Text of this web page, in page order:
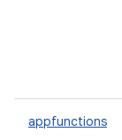
appfunctions